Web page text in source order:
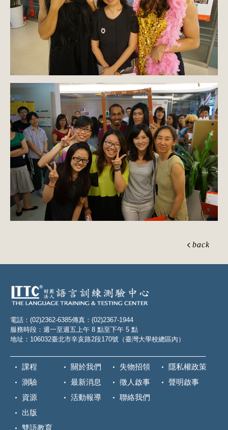
back
電話：(02)2362-6385傳真：(02)2367-1944
服務時段：週一至週五上午 8 點至下午 5 點
地址：106032臺北市辛亥路2段170號（臺灣大學校總區內）
課程
測驗
資源
出版
雙語教育
關於我們
最新消息
活動報導
失物招領
徵人啟事
聯絡我們
隱私權政策
聲明啟事